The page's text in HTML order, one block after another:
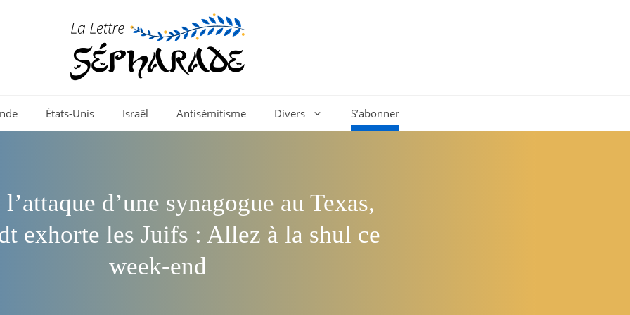
États-Unis Israël Antisémitisme Divers S’abonner
d’une synagogue au Texas,
exhorte les Juifs : Allez à la shul ce
week-end